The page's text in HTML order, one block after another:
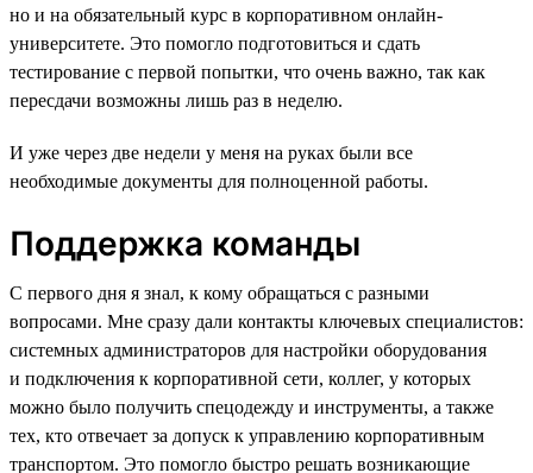
но и на обязательный курс в корпоративном онлайн-
университете. Это помогло подготовиться и сдать
тестирование с первой попытки, что очень важно, так как
пересдачи возможны лишь раз в неделю.
И уже через две недели у меня на руках были все
необходимые документы для полноценной работы.
Поддержка команды
С первого дня я знал, к кому обращаться с разными
вопросами. Мне сразу дали контакты ключевых специалистов:
системных администраторов для настройки оборудования
и подключения к корпоративной сети, коллег, у которых
можно было получить спецодежду и инструменты, а также
тех, кто отвечает за допуск к управлению корпоративным
транспортом. Это помогло быстро решать возникающие